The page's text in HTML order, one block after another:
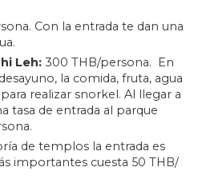
Con la entrada te dan una
Leh: 300 THB/persona. En
la comida, fruta, agua
realizar snorkel. Al llegar a
tasa de entrada al parque
de templos la entrada es
importantes cuesta 50 THB/